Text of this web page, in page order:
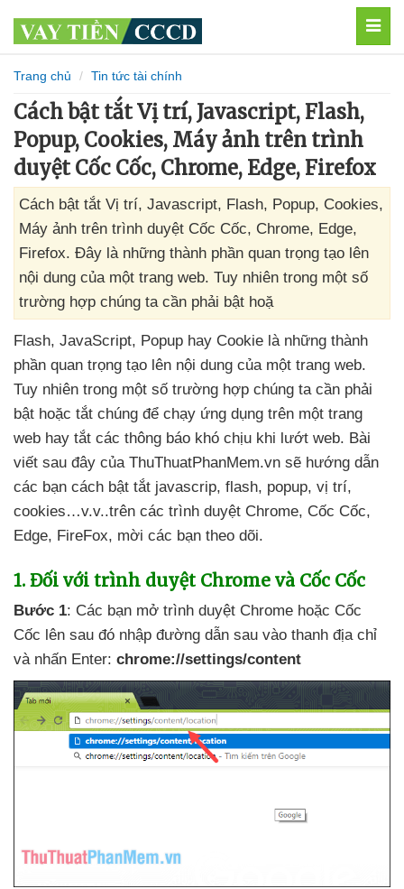
Trang chủ Tin tức tài chính
Cách bật tắt Vị trí, Javascript, Flash,
Popup, Cookies, Máy ảnh trên trình
duyệt Cốc Cốc, Chrome, Edge, Firefox
Cách bật tắt Vị trí, Javascript, Flash, Popup, Cookies,
Máy ảnh trên trình duyệt Cốc Cốc, Chrome, Edge,
Firefox. Đây là những thành phần quan trọng tạo lên
nội dung của một trang web. Tuy nhiên trong một số
trường hợp chúng ta cần phải bật hoặ
Flash, JavaScript, Popup hay Cookie là những thành
phần quan trọng tạo lên nội dung của một trang web.
Tuy nhiên trong một số trường hợp chúng ta cần phải
bật hoặc tắt chúng để chạy ứng dụng trên một trang
web hay tắt các thông báo khó chịu khi lướt web. Bài
viết sau đây của ThuThuatPhanMem.vn sẽ hướng dẫn
các bạn cách bật tắt javascrip, flash, popup, vị trí,
cookies…v.v..trên các trình duyệt Chrome, Cốc Cốc,
Edge, FireFox, mời các bạn theo dõi.
1. Đối với trình duyệt Chrome và Cốc Cốc
Bước 1: Các bạn mở trình duyệt Chrome hoặc Cốc
Cốc lên sau đó nhập đường dẫn sau vào thanh địa chỉ
và nhấn Enter: chrome://settings/content